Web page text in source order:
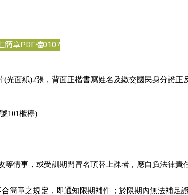
簡章PDF檔0107
面紙)2張，背面正楷書寫姓名及繳交國民身分證正
101櫃檯)
情事，或受訓期間冒名頂替上課者，應自負法律
簡章之規定，即通知限期補件；於限期內無法補足